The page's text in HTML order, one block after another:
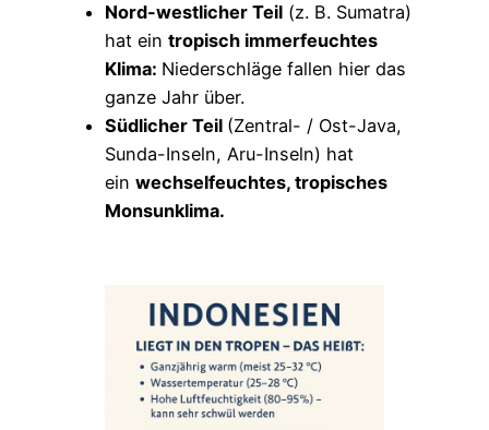
Nord-westlicher Teil (z. B. Sumatra)
hat ein tropisch immerfeuchtes
Klima: Niederschläge fallen hier das
ganze Jahr über.
Südlicher Teil (Zentral- / Ost-Java,
Sunda-Inseln, Aru-Inseln) hat
ein wechselfeuchtes, tropisches
Monsunklima.